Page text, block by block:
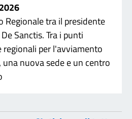
Regionale tra il presidente
Sanctis. Tra i punti
regionali per l'avviamento
nuova sede e un centro